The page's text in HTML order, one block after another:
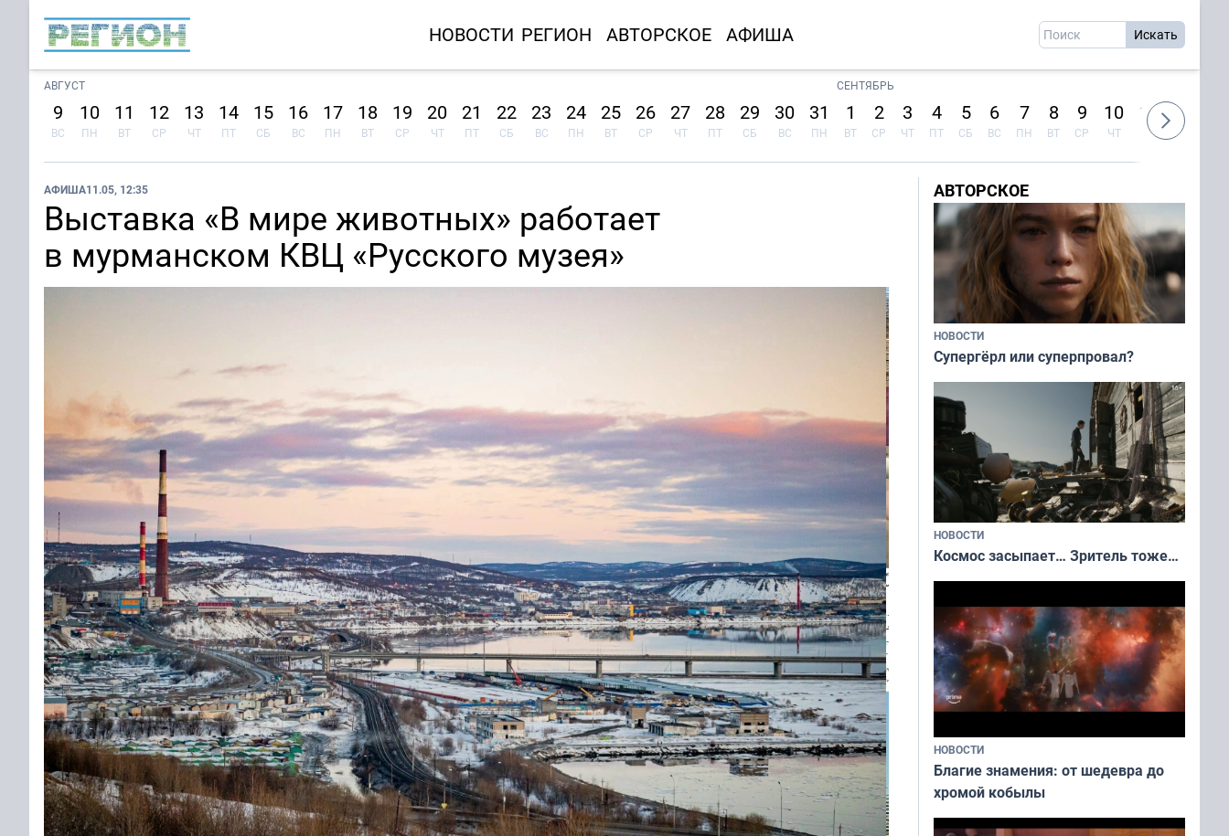
НОВОСТИ РЕГИОН АВТОРСКОЕ АФИША
АВГУСТ
9
ВС
10
ПН
11
ВТ
12
СР
13
ЧТ
14
ПТ
15
СБ
16
ВС
17
ПН
18
ВТ
19
СР
20
ЧТ
21
ПТ
22
СБ
23
ВС
24
ПН
25
ВТ
26
СР
27
ЧТ
28
ПТ
29
СБ
30
ВС
31
ПН
СЕНТЯБРЬ
1
ВТ
2
СР
3
ЧТ
4
ПТ
5
СБ
6
ВС
7
ПН
8
ВТ
9
СР
10
ЧТ
11
ПТ
12
СБ
АФИША11.05, 12:35
Выставка «В мире животных» работает
в мурманском КВЦ «Русского музея»
АВТОРСКОЕ
НОВОСТИ
Супергёрл или суперпровал?
НОВОСТИ
Космос засыпает… Зритель тоже…
НОВОСТИ
Благие знамения: от шедевра до
хромой кобылы